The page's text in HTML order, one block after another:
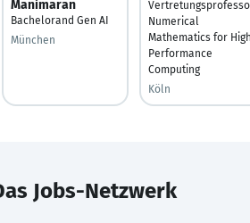
Manimaran
Bachelorand Gen AI
München
Numerical
Mathematics for
Performance
Computing
Köln
Jobs-Netzwerk